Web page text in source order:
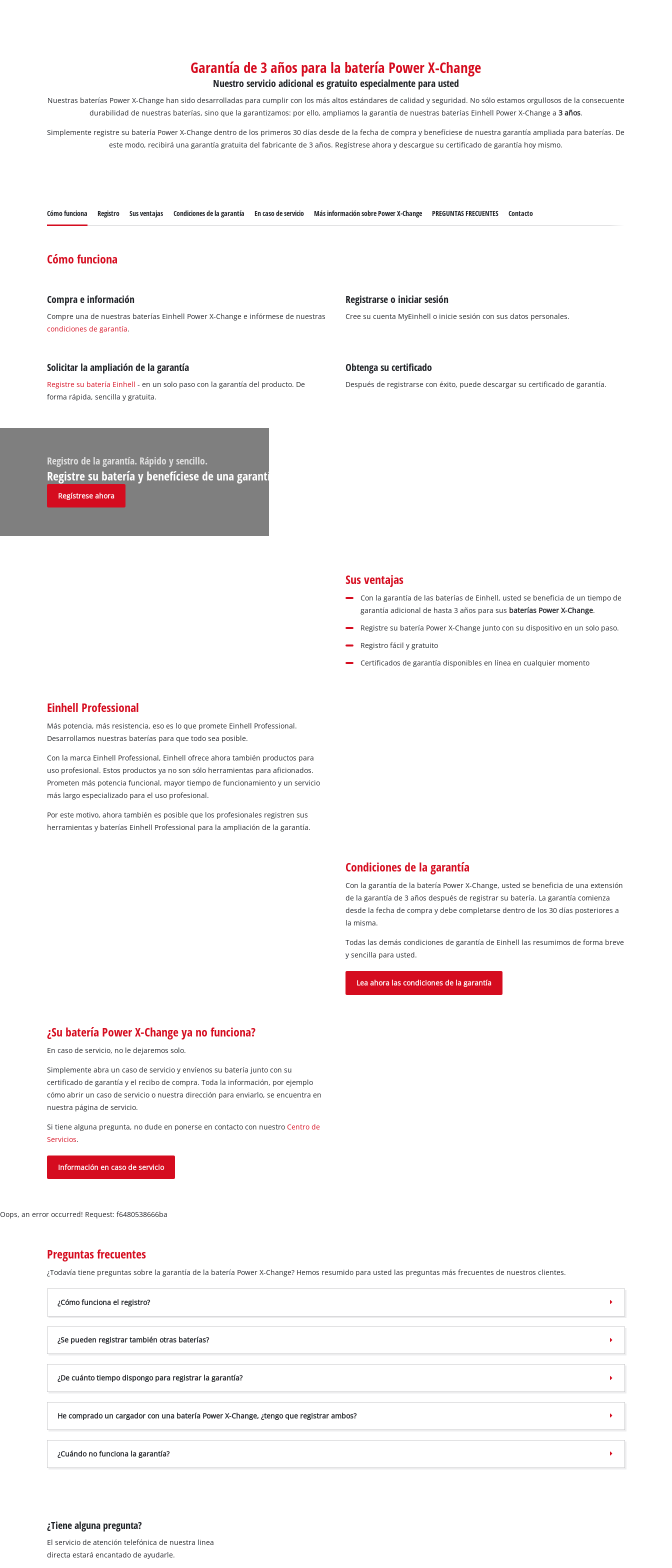
Partidores devehiculos
Garantía de 3 años para la batería Power X-Change
Nuestro servicio adicional es gratuito especialmente para usted
Nuestras baterías Power X-Change han sido desarrolladas para cumplir con los más altos estándares de calidad y seguridad. No sólo estamos orgullosos de la consecuente
durabilidad de nuestras baterías, sino que la garantizamos: por ello, ampliamos la garantía de nuestras baterías Einhell Power X-Change a 3 años.
Simplemente registre su batería Power X-Change dentro de los primeros 30 días desde de la fecha de compra y benefíciese de nuestra garantía ampliada para baterías. De
este modo, recibirá una garantía gratuita del fabricante de 3 años. Regístrese ahora y descargue su certificado de garantía hoy mismo.
Cómo funciona Registro Sus ventajas Condiciones de la garantía En caso de servicio Más información sobre Power X-Change PREGUNTAS FRECUENTES Contacto
Cómo funciona
Compra e información
Compre una de nuestras baterías Einhell Power X-Change e infórmese de nuestras
condiciones de garantía.
Registrarse o iniciar sesión
Cree su cuenta MyEinhell o inicie sesión con sus datos personales.
Solicitar la ampliación de la garantía
Registre su batería Einhell - en un solo paso con la garantía del producto. De
forma rápida, sencilla y gratuita.
Obtenga su certificado
Después de registrarse con éxito, puede descargar su certificado de garantía.
Registro de la garantía. Rápido y sencillo.
Registre su batería y benefíciese de una garantía adicional de hasta 3 años.
Regístrese ahora
Sus ventajas
Con la garantía de las baterías de Einhell, usted se beneficia de un tiempo de
garantía adicional de hasta 3 años para sus baterías Power X-Change.
Registre su batería Power X-Change junto con su dispositivo en un solo paso.
Registro fácil y gratuito
Certificados de garantía disponibles en línea en cualquier momento
Einhell Professional
Más potencia, más resistencia, eso es lo que promete Einhell Professional.
Desarrollamos nuestras baterías para que todo sea posible.
Con la marca Einhell Professional, Einhell ofrece ahora también productos para
uso profesional. Estos productos ya no son sólo herramientas para aficionados.
Prometen más potencia funcional, mayor tiempo de funcionamiento y un servicio
más largo especializado para el uso profesional.
Por este motivo, ahora también es posible que los profesionales registren sus
herramientas y baterías Einhell Professional para la ampliación de la garantía.
Condiciones de la garantía
Con la garantía de la batería Power X-Change, usted se beneficia de una extensión
de la garantía de 3 años después de registrar su batería. La garantía comienza
desde la fecha de compra y debe completarse dentro de los 30 días posteriores a
la misma.
Todas las demás condiciones de garantía de Einhell las resumimos de forma breve
y sencilla para usted.
Lea ahora las condiciones de la garantía
¿Su batería Power X-Change ya no funciona?
En caso de servicio, no le dejaremos solo.
Simplemente abra un caso de servicio y envíenos su batería junto con su
certificado de garantía y el recibo de compra. Toda la información, por ejemplo
cómo abrir un caso de servicio o nuestra dirección para enviarlo, se encuentra en
nuestra página de servicio.
Si tiene alguna pregunta, no dude en ponerse en contacto con nuestroCentro de
Servicios.
Información en caso de servicio
Oops, an error occurred! Request: f6480538666ba
Preguntas frecuentes
¿Todavía tiene preguntas sobre la garantía de la batería Power X-Change? Hemos resumido para usted las preguntas más frecuentes de nuestros clientes.
¿Cómo funciona el registro?
¿Se pueden registrar también otras baterías?
¿De cuánto tiempo dispongo para registrar la garantía?
He comprado un cargador con una batería Power X-Change, ¿tengo que registrar ambos?
¿Cuándo no funciona la garantía?
¿Tiene alguna pregunta?
El servicio de atención telefónica de nuestra linea
directa estará encantado de ayudarle.